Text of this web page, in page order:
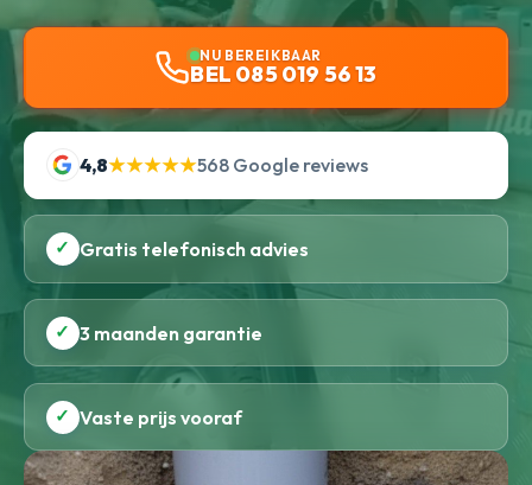
NU BEREIKBAAR
BEL 085 019 56 13
4,8★★★★★568 Google reviews
✓ Gratis telefonisch advies
✓ 3 maanden garantie
✓ Vaste prijs vooraf